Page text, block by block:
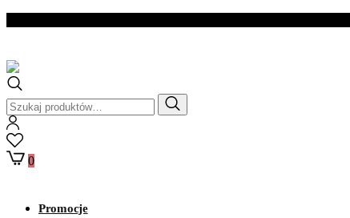
Szukaj:
0
Promocje